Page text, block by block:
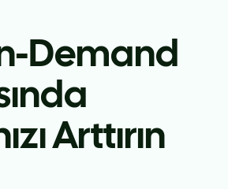
Demand
Arttırın